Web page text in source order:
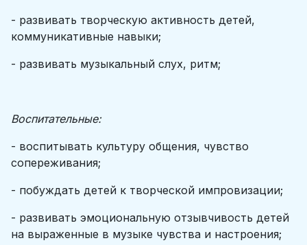
- развивать творческую активность детей,
коммуникативные навыки;
- развивать музыкальный слух, ритм;
Воспитательные:
- воспитывать культуру общения, чувство
сопереживания;
- побуждать детей к творческой импровизации;
- развивать эмоциональную отзывчивость детей
на выраженные в музыке чувства и настроения;